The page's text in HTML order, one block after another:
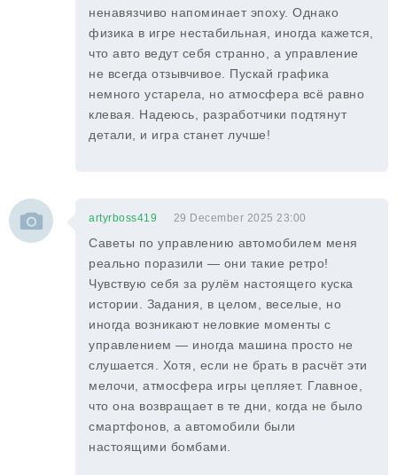
ненавязчиво напоминает эпоху. Однако
физика в игре нестабильная, иногда кажется,
что авто ведут себя странно, а управление
не всегда отзывчивое. Пускай графика
немного устарела, но атмосфера всё равно
клевая. Надеюсь, разработчики подтянут
детали, и игра станет лучше!
artyrboss419 29 December 2025 23:00
Саветы по управлению автомобилем меня
реально поразили — они такие ретро!
Чувствую себя за рулём настоящего куска
истории. Задания, в целом, веселые, но
иногда возникают неловкие моменты с
управлением — иногда машина просто не
слушается. Хотя, если не брать в расчёт эти
мелочи, атмосфера игры цепляет. Главное,
что она возвращает в те дни, когда не было
смартфонов, а автомобили были
настоящими бомбами.